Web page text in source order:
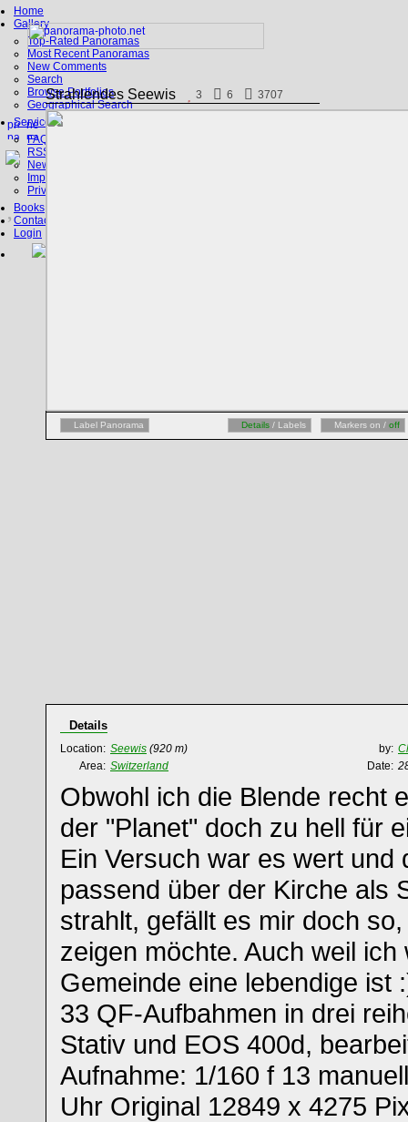
Home
Gallery
Top-Rated Panoramas
Most Recent Panoramas
New Comments
Search
Browse Portfolios
Geographical Search
Service
FAQ
RSS, Google Earth
News
Imprint
Privacy Policy
Books
Contact
Login
Strahlendes Seewis 3 6 3707
Label Panorama Details / Labels Markers on / off
Details
Location: Seewis (920 m) by:
Area: Switzerland Date:
Obwohl ich die Blende recht
der "Planet" doch zu hell für
Ein Versuch war es wert und
passend über der Kirche als
strahlt, gefällt es mir doch
zeigen möchte. Auch weil
Gemeinde eine lebendige ist
33 QF-Aufbahmen in drei
Stativ und EOS 400d,
Aufnahme: 1/160 f 13
Uhr Original 12849 x 4275